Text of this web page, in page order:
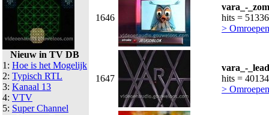
Nieuw in TV DB
1: Hoe is het Mogelijk
2: Typisch RTL
3: Kanaal 13
4: VTV
5: Super Channel
1646
vara_-
hits = 51336
>
1647
vara_-
hits = 40134
>